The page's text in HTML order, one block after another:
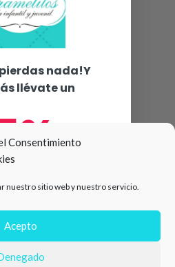
Consentimiento
nuestro sitio web y nuestro servicio.
Acepto
pierdas nada!Y
llévate un
🛍️